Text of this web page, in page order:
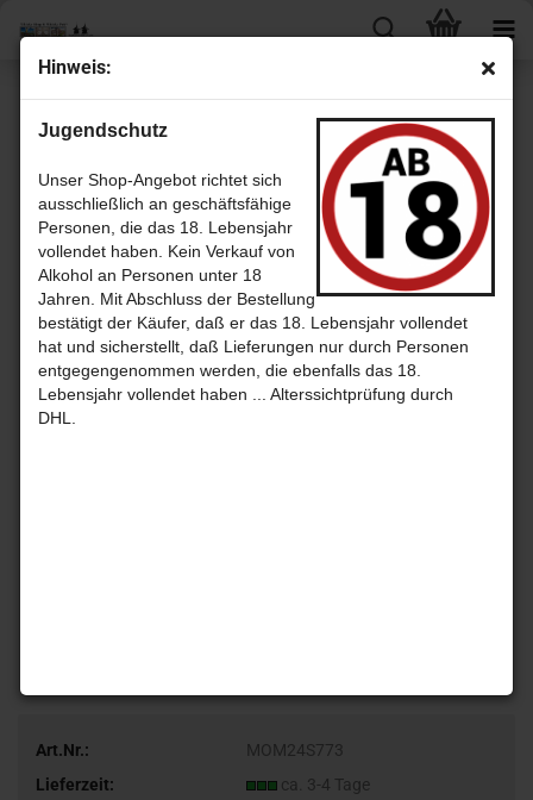
Hin­weis:
Jugendschutz
Unser Shop-Angebot richtet sich
ausschließlich an geschäftsfähige
Personen, die das 18. Lebensjahr
vollendet haben. Kein Verkauf von
Alkohol an Personen unter 18
Jahren. Mit Abschluss der Bestellung
bestätigt der Käufer, daß er das 18. Lebensjahr vollendet
hat und sicherstellt, daß Lieferungen nur durch Personen
entgegengenommen werden, die ebenfalls das 18.
Lebensjahr vollendet haben ... Alterssichtprüfung durch
DHL.
« Erster « zurück weiter »
Letzter »
12Artikel in dieser Kategorie
Strath­mill 1990 - 24 Jahre Sher­ry Butt 55,6% - Mas­ter of Malt Sin­gle
Cask Bott­lings
Art.Nr.:
MOM24S773
Lieferzeit:
ca. 3-4 Tage